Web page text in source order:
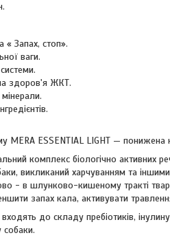
« Запах, стоп».
ваги.
здоров'я ЖКТ.
мінерали.
MERA ESSENTIAL LIGHT — понижена
комплекс біологічно активних
викликаний харчуванням та
- в шлунково-кишеному тракті
запах кала, активувати
до складу пребіотиків,
собаки.